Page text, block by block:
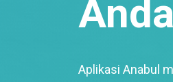
Aplikasi Anabul